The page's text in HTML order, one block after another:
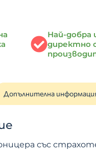
Най-добра
директно
Допълнителна
със